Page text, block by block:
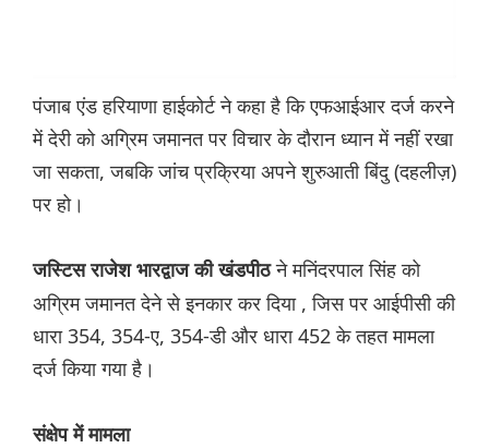
पंजाब एंड हरियाणा हाईकोर्ट ने कहा है कि एफआईआर दर्ज करने
में देरी को अग्रिम जमानत पर विचार के दौरान ध्यान में नहीं रखा
जा सकता, जबकि जांच प्रक्रिया अपने शुरुआती बिंदु (दहलीज़)
पर हो।
जस्टिस राजेश भारद्वाज की खंडपीठने मनिंदरपाल सिंह को
अग्रिम जमानत देने से इनकार कर दिया , जिस पर आईपीसी की
धारा 354, 354-ए, 354-डी और धारा 452 के तहत मामला
दर्ज किया गया है।
संक्षेप में मामला